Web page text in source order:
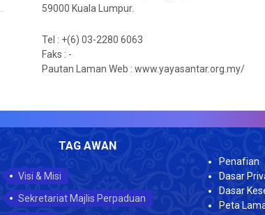
59000 Kuala Lumpur.
Tel : +(6) 03-2280 6063
Faks : -
Pautan Laman Web : www.yayasantar.org.my/
TAG AWAN
Visi & Misi
Sekretariat Majlis Perpaduan
Penafian
Dasar
Dasar
Peta